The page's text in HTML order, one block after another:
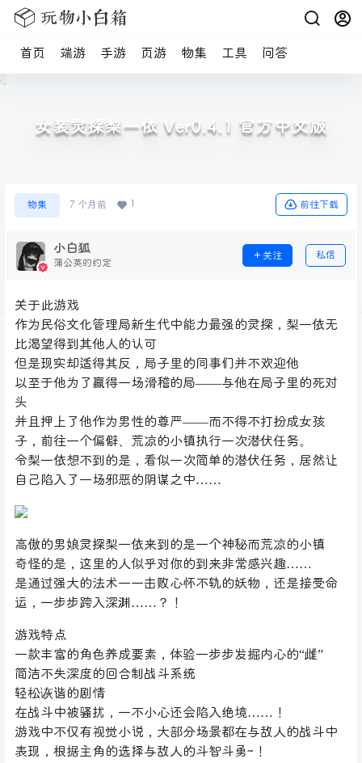
首页 端游 手游 页游 物集 工具 问答
女装灵探梨一依 Ver0.4.1 官方中文版
物集 7 个月前 1 前往下载
小白狐
蒲公英的约定
关注 私信
关于此游戏
作为民俗文化管理局新生代中能力最强的灵探，梨一依无
比渴望得到其他人的认可
但是现实却适得其反，局子里的同事们并不欢迎他
以至于他为了赢得一场滑稽的局——与他在局子里的死对
头
并且押上了他作为男性的尊严——而不得不打扮成女孩
子，前往一个偏僻、荒凉的小镇执行一次潜伏任务。
令梨一依想不到的是，看似一次简单的潜伏任务，居然让
自己陷入了一场邪恶的阴谋之中……
高傲的男娘灵探梨一依来到的是一个神秘而荒凉的小镇
奇怪的是，这里的人似乎对你的到来非常感兴趣……
是通过强大的法术一一击败心怀不轨的妖物，还是接受命
运，一步步跨入深渊……？！
游戏特点
一款丰富的角色养成要素，体验一步步发掘内心的“雌”
简洁不失深度的回合制战斗系统
轻松诙谐的剧情
在战斗中被骚扰，一不小心还会陷入绝境……！
游戏中不仅有视觉小说，大部分场景都在与敌人的战斗中
表现，根据主角的选择与敌人的斗智斗勇~！